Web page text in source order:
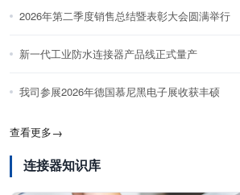
2026年第二季度销售总结暨表彰大会圆满举行
新一代工业防水连接器产品线正式量产
我司参展2026年德国慕尼黑电子展收获丰硕
查看更多→
连接器知识库